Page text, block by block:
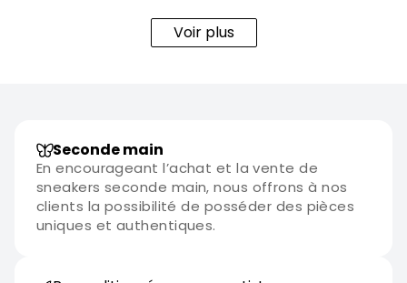
Voir plus
Seconde main
En encourageant l’achat et la vente de
sneakers seconde main, nous offrons à nos
clients la possibilité de posséder des pièces
uniques et authentiques.